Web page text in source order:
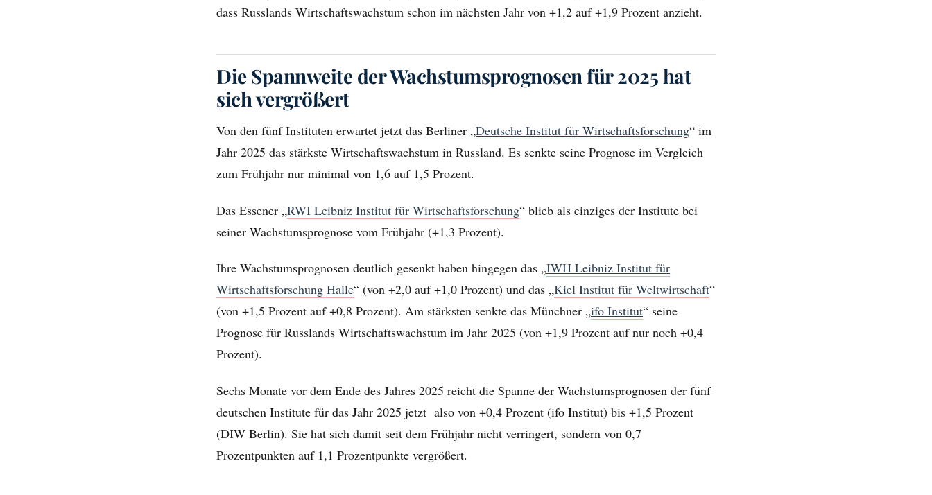
dass Russlands Wirtschaftswachstum schon im nächsten Jahr von +1,2 auf +1,9 Prozent anzieht.
Die Spannweite der Wachstumsprognosen für 2025 hat
sich vergrößert
Von den fünf Instituten erwartet jetzt das Berliner „Deutsche Institut für Wirtschaftsforschung“ im
Jahr 2025 das stärkste Wirtschaftswachstum in Russland. Es senkte seine Prognose im Vergleich
zum Frühjahr nur minimal von 1,6 auf 1,5 Prozent.
Das Essener „RWI Leibniz Institut für Wirtschaftsforschung“ blieb als einziges der Institute bei
seiner Wachstumsprognose vom Frühjahr (+1,3 Prozent).
Ihre Wachstumsprognosen deutlich gesenkt haben hingegen das „IWH Leibniz Institut für
Wirtschaftsforschung Halle“ (von +2,0 auf +1,0 Prozent) und das „Kiel Institut für Weltwirtschaft“
(von +1,5 Prozent auf +0,8 Prozent). Am stärksten senkte das Münchner „ifo Institut“ seine
Prognose für Russlands Wirtschaftswachstum im Jahr 2025 (von +1,9 Prozent auf nur noch +0,4
Prozent).
Sechs Monate vor dem Ende des Jahres 2025 reicht die Spanne der Wachstumsprognosen der fünf
deutschen Institute für das Jahr 2025 jetzt also von +0,4 Prozent (ifo Institut) bis +1,5 Prozent
(DIW Berlin). Sie hat sich damit seit dem Frühjahr nicht verringert, sondern von 0,7
Prozentpunkten auf 1,1 Prozentpunkte vergrößert.